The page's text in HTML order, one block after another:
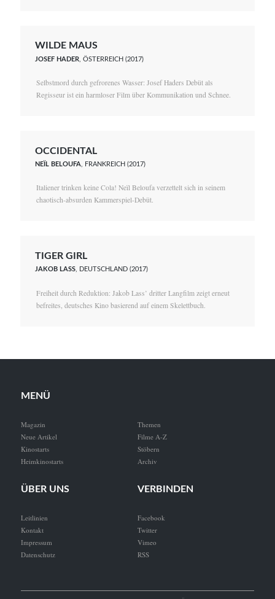
WILDE MAUS
JOSEF HADER , ÖSTERREICH (2017)
Selbstmord durch gefrorenes Wasser: Josef Haders Debüt als
Regisseur ist ein harmloser Film über Kommunikation und Schnee.
OCCIDENTAL
NEÏL BELOUFA , FRANKREICH (2017)
Italiener trinken keine Cola! Neïl Beloufa verzettelt sich in seinem
chaotisch-absurden Kammerspiel-Debüt.
TIGER GIRL
JAKOB LASS, DEUTSCHLAND (2017)
Freiheit durch Reduktion: Jakob Lass’ dritter Langfilm zeigt erneut
befreites, deutsches Kino basierend auf einem Skelettbuch.
MENÜ
Magazin
Neue Artikel
Kinostarts
Heimkinostarts
Themen
Filme A-Z
Stöbern
Archiv
ÜBER UNS
Leitlinien
Kontakt
Impressum
Datenschutz
VERBINDEN
Facebook
Twitter
Vimeo
RSS